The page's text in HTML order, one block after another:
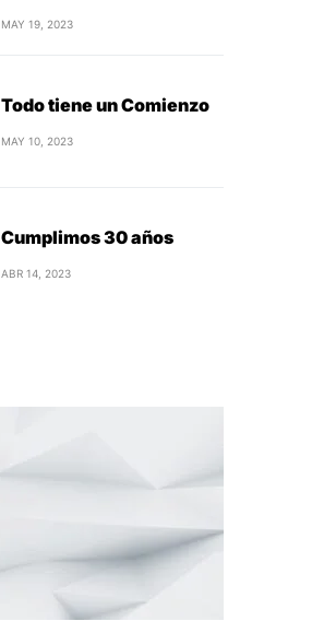
MAY 19, 2023
Todo tiene un Comienzo
MAY 10, 2023
Cumplimos 30 años
ABR 14, 2023